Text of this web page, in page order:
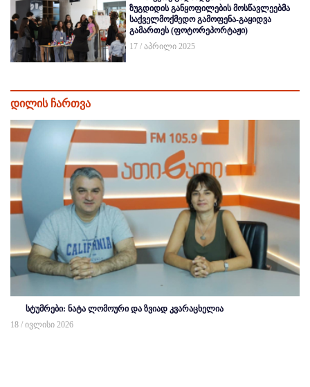
ზუგდიდის განყოფილების მოსწავლეებმა
საქველმოქმედო გამოფენა-გაყიდვა
გამართეს (ფოტორეპორტაჟი)
17 / აპრილი 2025
დილის ჩართვა
სტუმრები: ნატა ლომოური და ზვიად კვარაცხელია
18 / ივლისი 2026